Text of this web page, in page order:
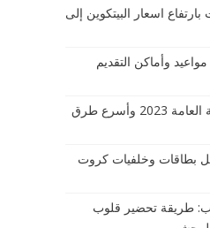
اسعار البيتكوين إلى
اختبارات القدرات 2023 مواعيد وأماكن التقديم
موعد ظهور نتيجة الثانوية العامة 2023 وأسرع طرق
2023 تحميل بطاقات وخلفيات كروت
طريقة تحضير قلوب